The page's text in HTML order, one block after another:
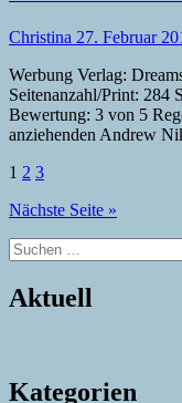
Christina 27. Februar
Werbung Verlag: Dreamspinner VÖ: 02/2018 Genre: BDSM
Seitenanzahl/Print: 284
Bewertung: 3 von 5
anziehenden Andrew
der
Beiträge
1 2 3
Nächste Seite »
Suchen
nach:
Aktuell
Kategorien